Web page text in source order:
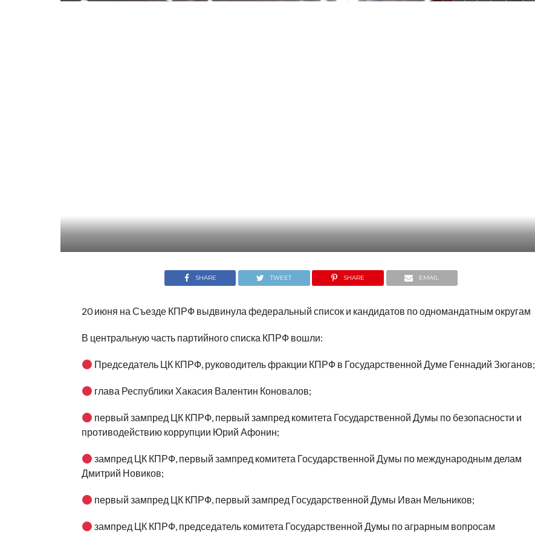
SHARE TWEET SHARE EMAIL
20 июня на Съезде КПРФ выдвинула федеральный список и кандидатов по одномандатным округам
В центральную часть партийного списка КПРФ вошли:
Председатель ЦК КПРФ, руководитель фракции КПРФ в Государственной Думе Геннадий Зюганов;
глава Республики Хакасия Валентин Коновалов;
первый зампред ЦК КПРФ, первый зампред комитета Государственной Думы по безопасности и
противодействию коррупции Юрий Афонин;
зампред ЦК КПРФ, первый зампред комитета Государственной Думы по международным делам
Дмитрий Новиков;
первый зампред ЦК КПРФ, первый зампред Государственной Думы Иван Мельников;
зампред ЦК КПРФ, председатель комитета Государственной Думы по аграрным вопросам